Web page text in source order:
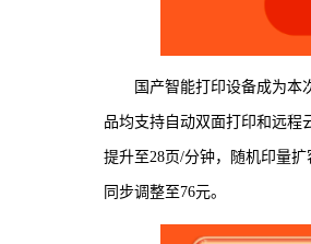
国产智能打印设备成为本
品均支持自动双面打印和远程
提升至28页/分钟，随机印量
同步调整至76元。